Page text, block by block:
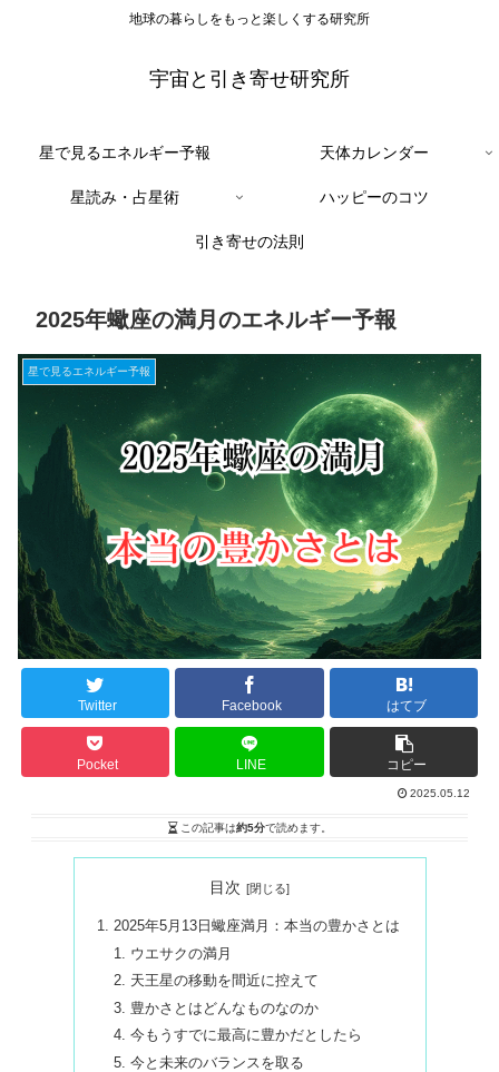
地球の暮らしをもっと楽しくする研究所
宇宙と引き寄せ研究所
星で見るエネルギー予報 天体カレンダー
星読み・占星術 ハッピーのコツ
引き寄せの法則
2025年蠍座の満月のエネルギー予報
星で見るエネルギー予報
Twitter Facebook はてブ
Pocket LINE コピー
2025.05.12
この記事は約5分で読めます。
目次
2025年5月13日蠍座満月：本当の豊かさとは
ウエサクの満月
天王星の移動を間近に控えて
豊かさとはどんなものなのか
今もうすでに最高に豊かだとしたら
今と未来のバランスを取る